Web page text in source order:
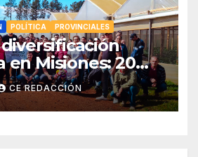
POLÍTICA PROVINCIALES
en Misiones: 20
la floricultura en
CE REDACCIÓN